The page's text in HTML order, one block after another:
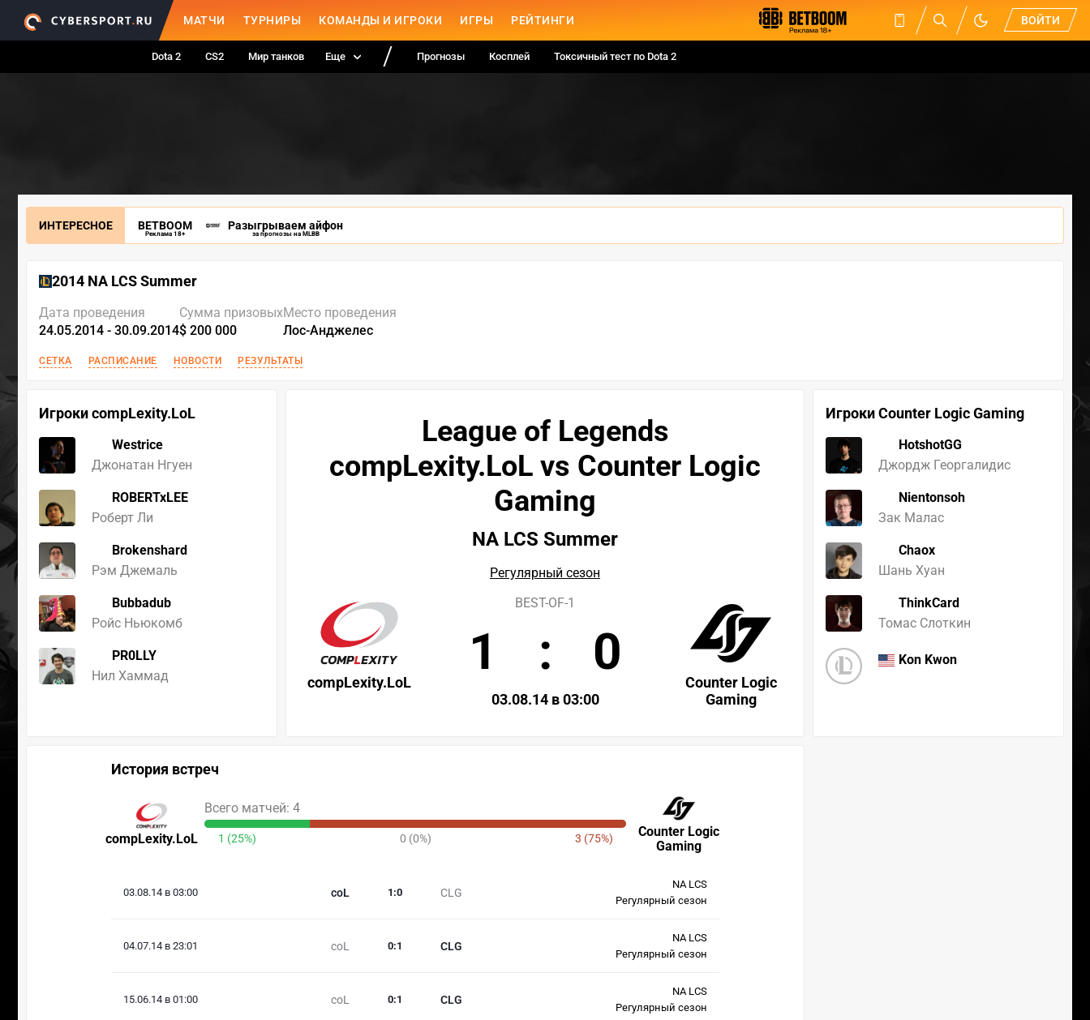
МАТЧИ ТУРНИРЫ КОМАНДЫ И ИГРОКИ ИГРЫ РЕЙТИНГИ ВОЙТИ
Dota 2 CS2 Мир танков Еще Прогнозы Косплей Токсичный тест по Dota 2
ИНТЕРЕСНОЕ BETBOOM
Реклама 18+
Разыгрываем айфон
за прогнозы на MLBB
2014 NA LCS Summer
Дата проведения
24.05.2014 - 30.09.2014
Сумма призовых
$ 200 000
Место проведения
Лос-Анджелес
СЕТКА РАСПИСАНИЕ НОВОСТИ РЕЗУЛЬТАТЫ
Игроки compLexity.LoL
Westrice
Джонатан Нгуен
ROBERTxLEE
Роберт Ли
Brokenshard
Рэм Джемаль
Bubbadub
Ройс Ньюкомб
PR0LLY
Нил Хаммад
Игроки Counter Logic Gaming
HotshotGG
Джордж Георгалидис
Nientonsoh
Зак Малас
Chaox
Шань Хуан
ThinkCard
Томас Слоткин
Kon Kwon
League of Legends
compLexity.LoL vs Counter Logic
Gaming
NA LCS Summer
Регулярный сезон
compLexity.LoL
Counter Logic
Gaming
BEST-OF-1
1 : 0
03.08.14 в 03:00
История встреч
compLexity.LoL
Counter Logic
Gaming
Всего матчей: 4
1 (25%) 0 (0%) 3 (75%)
03.08.14 в 03:00 coL CLG
1 :0
NA LCS
Регулярный сезон
04.07.14 в 23:01 coL CLG
0:1
NA LCS
Регулярный сезон
15.06.14 в 01:00 coL CLG
0:1
NA LCS
Регулярный сезон